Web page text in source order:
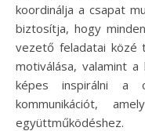
koordinálja a csapat
biztosítja, hogy
vezető feladatai közé
motiválása, valamint
képes inspirálni a
kommunikációt,
együttműködéshez.